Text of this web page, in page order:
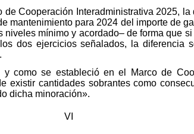
Cooperación Interadministrativa 2025,
mantenimiento para 2024 del importe de
mínimo y acordado– de forma que
dos ejercicios señalados, la diferencia
como se estableció en el Marco de
existir cantidades sobrantes como
dicha minoración».
VI